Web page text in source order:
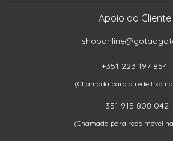
Apoio ao Cliente
+351 223 197 854
(Chamada para a rede fixa
+351 915 808 042
(Chamada para rede móvel